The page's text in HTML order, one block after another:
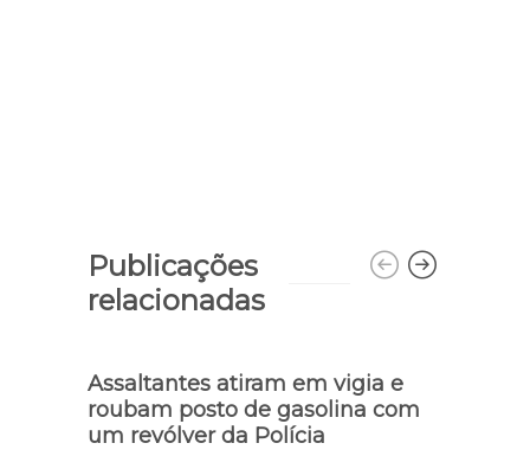
Publicações
relacionadas
Assaltantes atiram em vigia e
roubam posto de gasolina com
um revólver da Polícia